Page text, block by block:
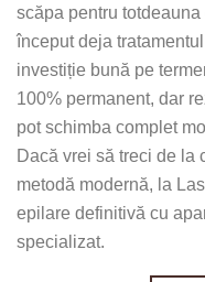
scăpa pentru
început deja
investiție bună pe
100% permanent, dar
pot schimba complet
Dacă vrei să treci de la
metodă modernă, la
epilare definitivă cu
specializat.